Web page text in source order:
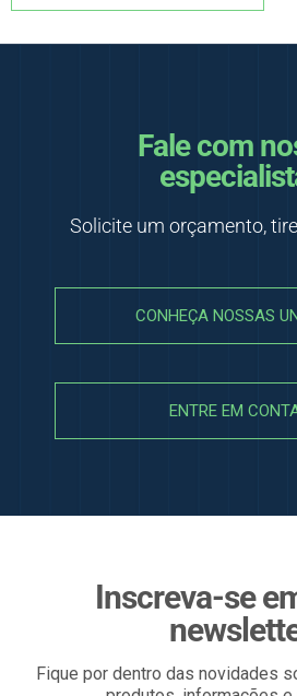
Fale com
Solicite um orçamento,
CONHEÇA NOSSAS
ENTRE EM
Inscreva-se
Fique por dentro das novidades